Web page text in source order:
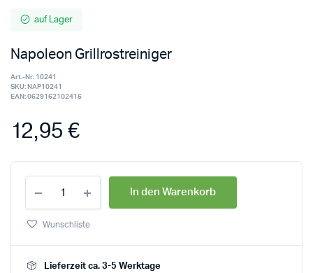
auf Lager
Napoleon Grillrostreiniger
Art.-Nr:10241
SKU: NAP10241
EAN:0629162102416
12,95€
In den Warenkorb
Wunschliste
Lieferzeit ca. 3-5 Werktage